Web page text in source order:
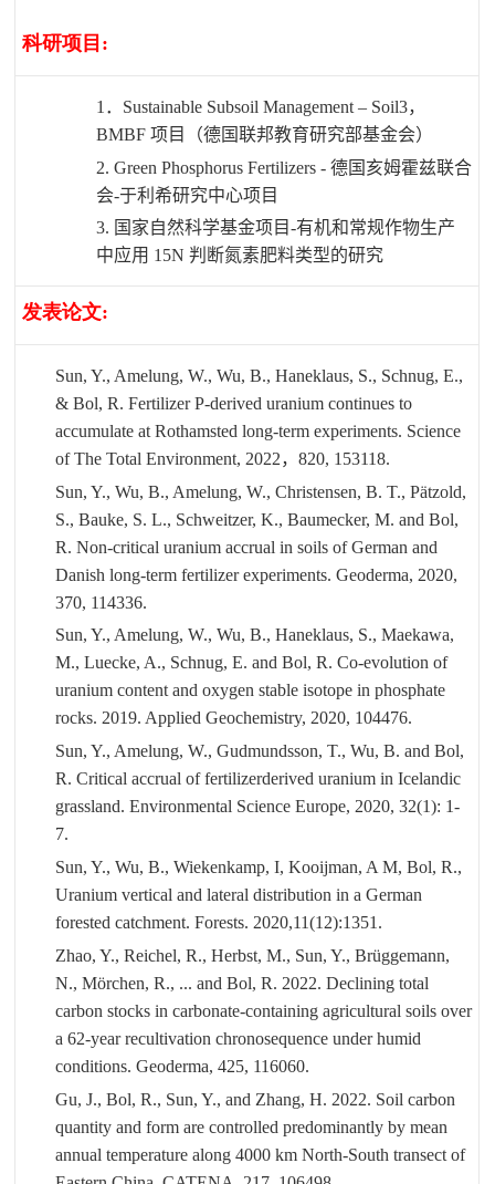
科研项目 :
1 ． Sustainable Subsoil Management – Soil3，
BMBF 项目（德国联邦教育研究部基金会）
2. Green Phosphorus Fertilizers - 德国亥姆霍兹联合
会-于利希研究中心项目
3. 国家自然科学基金项目-有机和常规作物生产
中应用 15N 判断氮素肥料类型的研究
发表论文:
Sun, Y., Amelung, W., Wu, B., Haneklaus, S., Schnug, E.,
& Bol, R. Fertilizer P-derived uranium continues to
accumulate at Rothamsted long-term experiments. Science
of The Total Environment, 2022，820, 153118.
Sun, Y., Wu, B., Amelung, W., Christensen, B. T., Pätzold,
S., Bauke, S. L., Schweitzer, K., Baumecker, M. and Bol,
R. Non-critical uranium accrual in soils of German and
Danish long-term fertilizer experiments. Geoderma, 2020,
370, 114336.
Sun, Y., Amelung, W., Wu, B., Haneklaus, S., Maekawa,
M., Luecke, A., Schnug, E. and Bol, R. Co-evolution of
uranium content and oxygen stable isotope in phosphate
rocks. 2019. Applied Geochemistry, 2020, 104476.
Sun, Y., Amelung, W., Gudmundsson, T., Wu, B. and Bol,
R. Critical accrual of fertilizerderived uranium in Icelandic
grassland. Environmental Science Europe, 2020, 32(1): 1-
7.
Sun, Y., Wu, B., Wiekenkamp, I, Kooijman, A M, Bol, R.,
Uranium vertical and lateral distribution in a German
forested catchment. Forests. 2020,11(12):1351.
Zhao, Y., Reichel, R., Herbst, M., Sun, Y., Brüggemann,
N., Mörchen, R., ... and Bol, R. 2022. Declining total
carbon stocks in carbonate-containing agricultural soils over
a 62-year recultivation chronosequence under humid
conditions. Geoderma, 425, 116060.
Gu, J., Bol, R., Sun, Y., and Zhang, H. 2022. Soil carbon
quantity and form are controlled predominantly by mean
annual temperature along 4000 km North-South transect of